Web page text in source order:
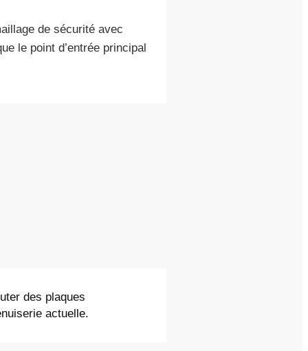
de sécurité avec
le point d’entrée principal
des plaques
actuelle.